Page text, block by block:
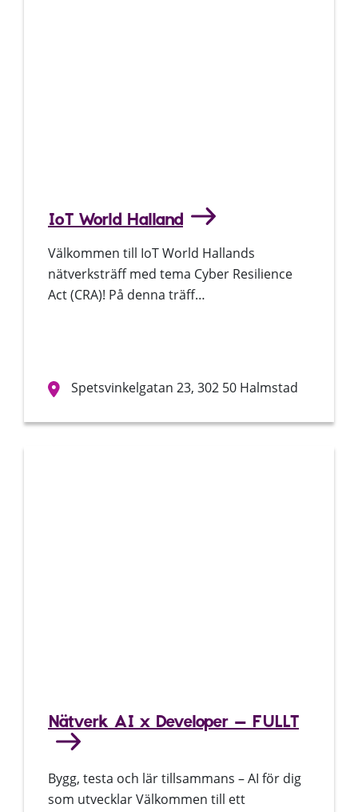
IoT World Halland
Välkommen till IoT World Hallands
nätverksträff med tema Cyber Resilience
Act (CRA)! På denna träff…
Spetsvinkelgatan 23, 302 50 Halmstad
Nätverk AI x Developer – FULLT
Bygg, testa och lär tillsammans – AI för dig
som utvecklar Välkommen till ett